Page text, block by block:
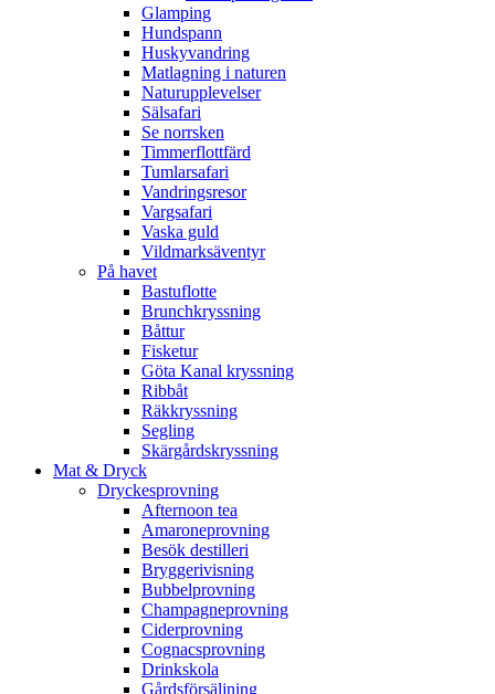
Glamping
Hundspann
Huskyvandring
Matlagning i naturen
Naturupplevelser
Sälsafari
Se norrsken
Timmerflottfärd
Tumlarsafari
Vandringsresor
Vargsafari
Vaska guld
Vildmarksäventyr
På havet
Bastuflotte
Brunchkryssning
Båttur
Fisketur
Göta Kanal kryssning
Ribbåt
Räkkryssning
Segling
Skärgårdskryssning
Mat & Dryck
Dryckesprovning
Afternoon tea
Amaroneprovning
Besök destilleri
Bryggerivisning
Bubbelprovning
Champagneprovning
Ciderprovning
Cognacsprovning
Drinkskola
Gårdsförsäljning